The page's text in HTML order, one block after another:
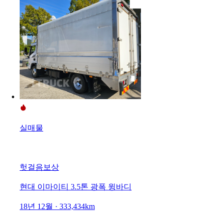
실매물
헛걸음보상
현대 이마이티 3.5톤 광폭 윙바디
18년 12월 · 333,434km